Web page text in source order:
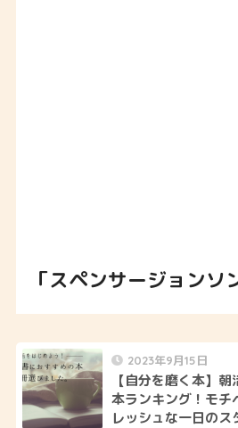
「スペンサージョンソ
2023年9月15日
【自分を磨く本】
本ランキング！モチ
レッシュな一日のス